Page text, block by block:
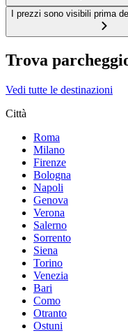
I prezzi sono visibili prima
Trova
Vedi tutte le destinazioni
Città
Roma
Milano
Firenze
Bologna
Napoli
Genova
Verona
Salerno
Sorrento
Siena
Torino
Venezia
Bari
Como
Otranto
Ostuni